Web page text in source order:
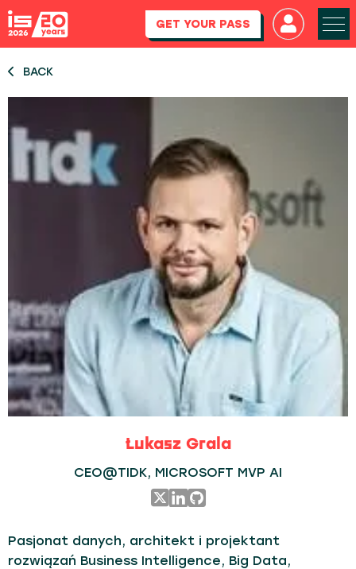
GET YOUR PASS
BACK
Łukasz Grala
CEO@TIDK, MICROSOFT MVP AI
Pasjonat danych, architekt i projektant
rozwiązań Business Intelligence, Big Data,